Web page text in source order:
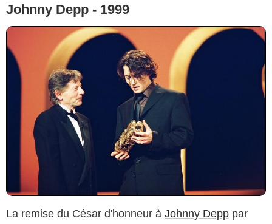
Johnny Depp - 1999
La remise du César d'honneur à Johnny Depp par